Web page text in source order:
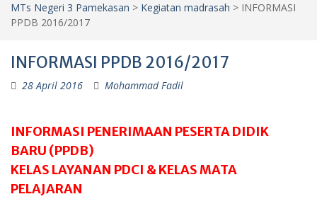
MTs Negeri 3 Pamekasan > Kegiatan madrasah > INFORMASI
PPDB 2016/2017
INFORMASI PPDB 2016/2017
28 April 2016 Mohammad Fadil
INFORMASI PENERIMAAN PESERTA DIDIK
BARU (PPDB)
KELAS LAYANAN PDCI & KELAS MATA
PELAJARAN